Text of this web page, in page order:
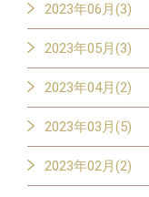
2023年06月(3)
2023年05月(3)
2023年04月(2)
2023年03月(5)
2023年02月(2)